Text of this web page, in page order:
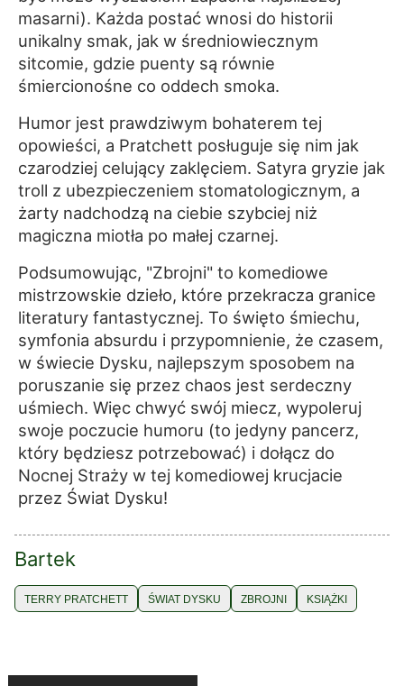
masarni). Każda postać wnosi do historii
unikalny smak, jak w średniowiecznym
sitcomie, gdzie puenty są równie
śmiercionośne co oddech smoka.
Humor jest prawdziwym bohaterem tej
opowieści, a Pratchett posługuje się nim jak
czarodziej celujący zaklęciem. Satyra gryzie jak
troll z ubezpieczeniem stomatologicznym, a
żarty nadchodzą na ciebie szybciej niż
magiczna miotła po małej czarnej.
Podsumowując, "Zbrojni" to komediowe
mistrzowskie dzieło, które przekracza granice
literatury fantastycznej. To święto śmiechu,
symfonia absurdu i przypomnienie, że czasem,
w świecie Dysku, najlepszym sposobem na
poruszanie się przez chaos jest serdeczny
uśmiech. Więc chwyć swój miecz, wypoleruj
swoje poczucie humoru (to jedyny pancerz,
który będziesz potrzebować) i dołącz do
Nocnej Straży w tej komediowej krucjacie
przez Świat Dysku!
Bartek
TERRY PRATCHETT ŚWIAT DYSKU ZBROJNI KSIĄŻKI